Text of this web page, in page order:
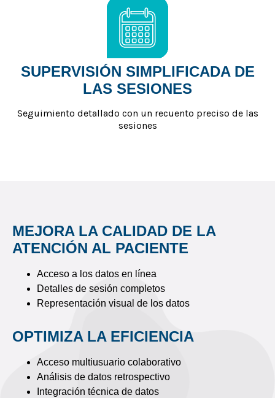
SUPERVISIÓN SIMPLIFICADA DE
LAS SESIONES
Seguimiento detallado con un recuento preciso de las
sesiones
MEJORA LA CALIDAD DE LA
ATENCIÓN AL PACIENTE
Acceso a los datos en línea
Detalles de sesión completos
Representación visual de los datos
OPTIMIZA LA EFICIENCIA
Acceso multiusuario colaborativo
Análisis de datos retrospectivo
Integración técnica de datos